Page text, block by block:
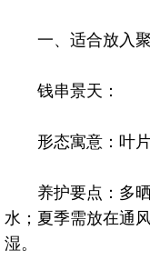
一、适合放入聚
钱串景天：
形态寓意：叶片
养护要点：多晒
水；夏季需放在通
湿。